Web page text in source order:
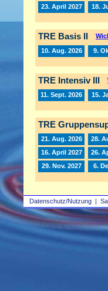
Datenschutz/Nutzung |
23. April 2027
18.
TRE Basis II
10. Aug. 2026 9.
TRE Intensiv III
11. Sept. 2026 15.
TRE
21. Aug. 2026 28.
16. April 2027
26.
29. Nov. 2027
6.